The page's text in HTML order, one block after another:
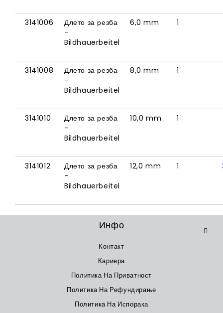
3141006
Длето за резба
-
Bildhauerbeitel
6,0 mm 1
3141008
Длето за резба
-
Bildhauerbeitel
8,0 mm 1
3141010
Длето за резба
-
Bildhauerbeitel
10,0 mm 1
3141012
Длето за резба
-
Bildhauerbeitel
12,0 mm 1
Инфо
Контакт
Кариера
Политика На Приватност
Политика На Рефундирање
Политика На Испорака